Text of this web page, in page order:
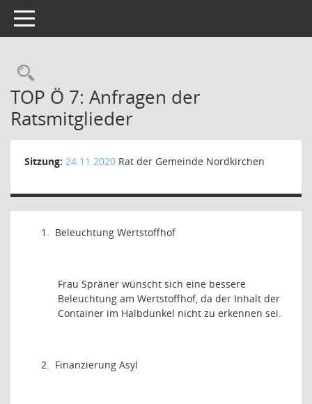
Toggle navigation
Rechercheauswahl
TOP Ö 7: Anfragen der
Ratsmitglieder
Sitzung: 24.11.2020 Rat der Gemeinde Nordkirchen
1. Beleuchtung Wertstoffhof
Frau Spräner wünscht sich eine bessere
Beleuchtung am Wertstoffhof, da der Inhalt der
Container im Halbdunkel nicht zu erkennen sei.
2. Finanzierung Asyl